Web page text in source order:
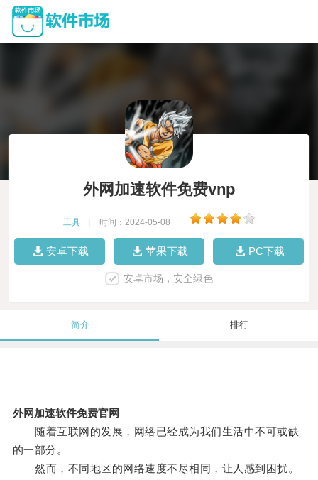
外网加速软件免费vnp
工具 时间：2024-05-08
安卓下载 苹果下载 PC下载
安卓市场，安全绿色
简介 排行
外网加速软件免费官网
随着互联网的发展，网络已经成为我们生活中不可或缺
的一部分。
然而，不同地区的网络速度不尽相同，让人感到困扰。